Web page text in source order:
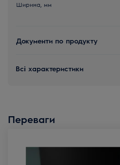
Ширина, мм
Документи по продукту
Всі характеристики
Переваги